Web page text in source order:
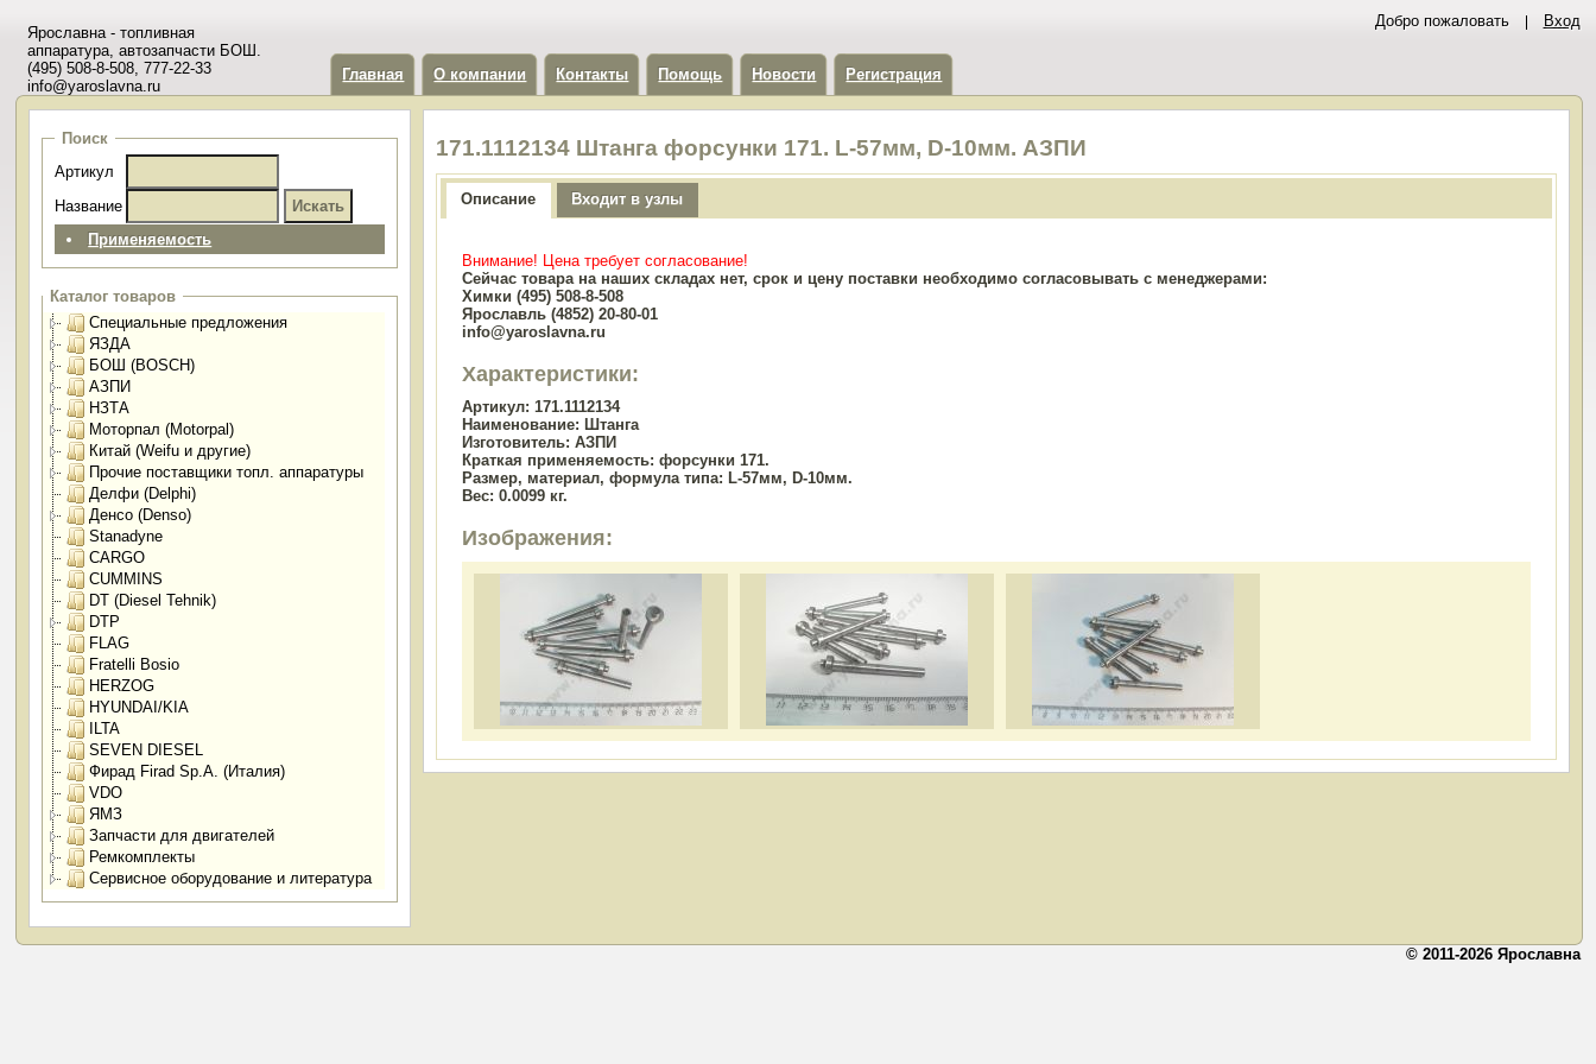
Добро пожаловать Вход
Ярославна - топливная
аппаратура, автозапчасти БОШ.
(495) 508-8-508, 777-22-33
info@yaroslavna.ru
Главная О компании Контакты Помощь Новости Регистрация
Поиск
Артикул
Название
Применяемость
Каталог товаров
Специальные предложения
ЯЗДА
БОШ (BOSCH)
АЗПИ
НЗТА
Моторпал (Motorpal)
Китай (Weifu и другие)
Прочие поставщики топл. аппаратуры
Делфи (Delphi)
Денсо (Denso)
Stanadyne
CARGO
CUMMINS
DT (Diesel Tehnik)
DTP
FLAG
Fratelli Bosio
HERZOG
HYUNDAI/KIA
ILTA
SEVEN DIESEL
Фирад Firad Sp.A. (Италия)
VDO
ЯМЗ
Запчасти для двигателей
Ремкомплекты
Сервисное оборудование и литература
171.1112134 Штанга форсунки 171. L-57мм, D-10мм. АЗПИ
Описание Входит в узлы
Внимание! Цена требует согласование!
Сейчас товара на наших складах нет, срок и цену поставки необходимо согласовывать с менеджерами:
Химки (495) 508-8-508
Ярославль (4852) 20-80-01
info@yaroslavna.ru
Характеристики:
Артикул: 171.1112134
Наименование: Штанга
Изготовитель: АЗПИ
Краткая применяемость: форсунки 171.
Размер, материал, формула типа: L-57мм, D-10мм.
Вес: 0.0099 кг.
Изображения:
© 2011-2026 Ярославна